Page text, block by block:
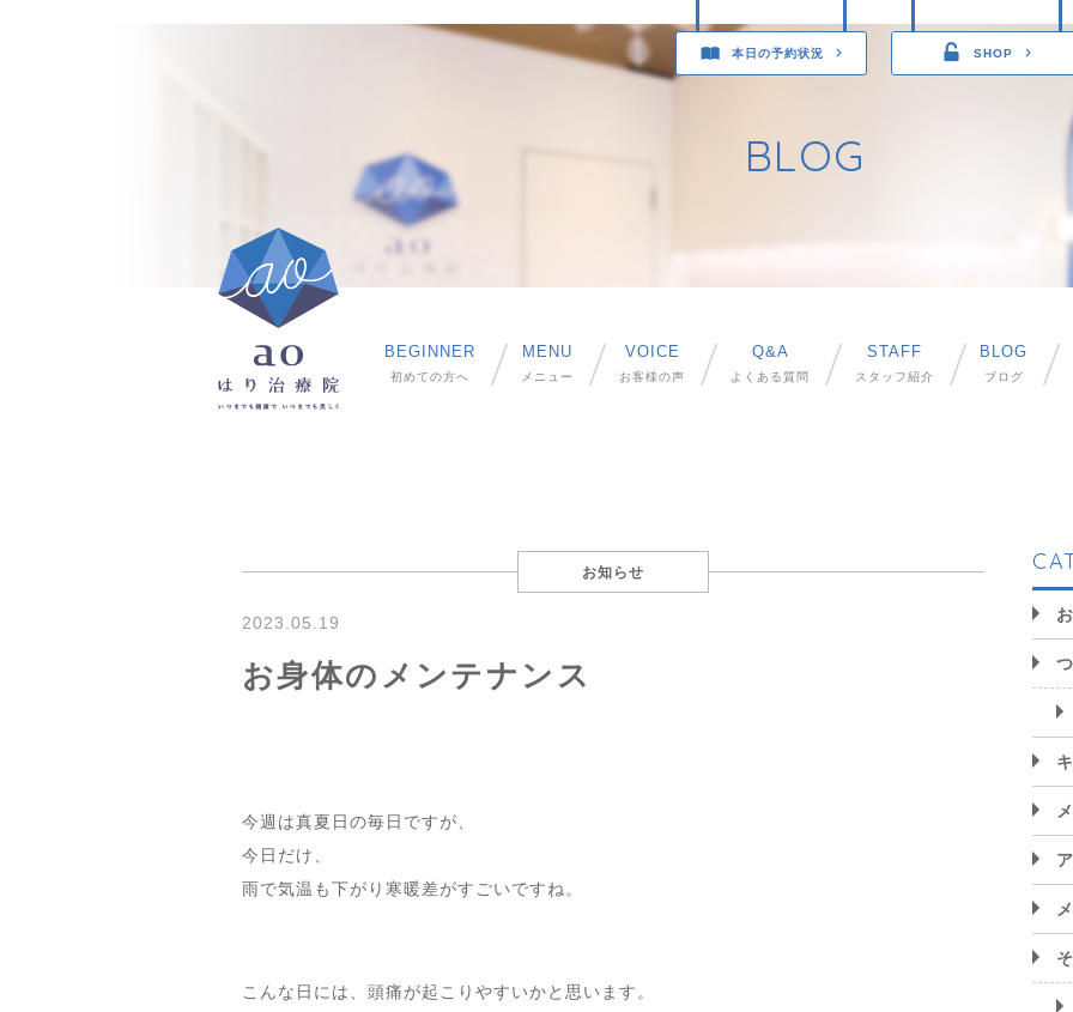
本日の予約状況 SHOP
BLOG
BEGINNER
初めての方へ
MENU
メニュー
VOICE
お客様の声
Q&A
よくある質問
STAFF
スタッフ紹介
BLOG
ブログ
お知らせ
2023.05.19
お身体のメンテナンス
今週は真夏日の毎日ですが、
今日だけ、
雨で気温も下がり寒暖差がすごいですね。
こんな日には、頭痛が起こりやすいかと思います。